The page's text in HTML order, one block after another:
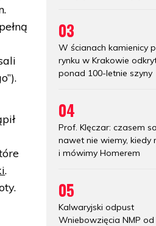
.
03
W ścianach kamienicy
rynku w Krakowie
ponad 100-letnie szyny
04
Prof. Klęczar: czasem
nawet nie wiemy, kiedy
i mówimy Homerem
05
Kalwaryjski odpust
Wniebowzięcia NMP od